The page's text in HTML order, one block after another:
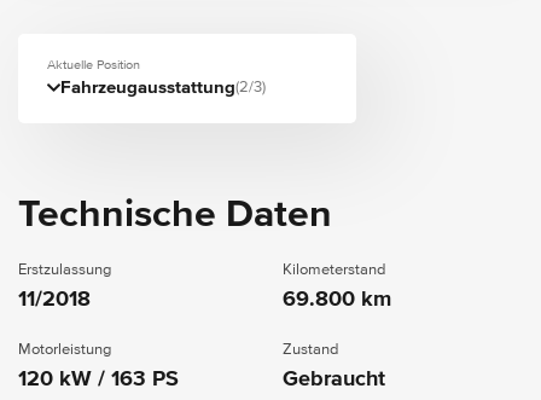
Aktuelle Position
Fahrzeugausstattung(2/3)
Technische Daten
Erstzulassung
11/2018
Kilometerstand
69.800 km
Motorleistung
120 kW / 163 PS
Zustand
Gebraucht